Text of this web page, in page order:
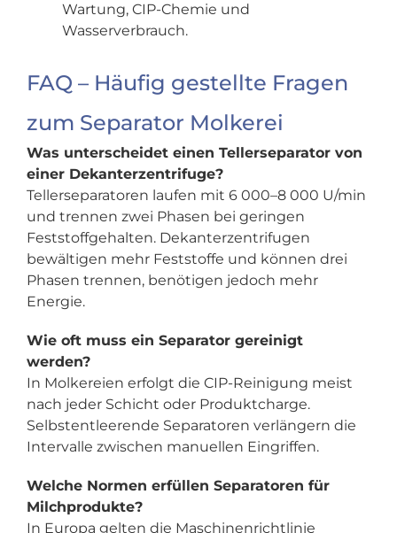
Wartung, CIP-Chemie und
Wasserverbrauch.
FAQ – Häufig gestellte Fragen
zum Separator Molkerei
Was unterscheidet einen Tellerseparator von
einer Dekanterzentrifuge?
Tellerseparatoren laufen mit 6 000–8 000 U/min
und trennen zwei Phasen bei geringen
Feststoffgehalten. Dekanterzentrifugen
bewältigen mehr Feststoffe und können drei
Phasen trennen, benötigen jedoch mehr
Energie.
Wie oft muss ein Separator gereinigt
werden?
In Molkereien erfolgt die CIP-Reinigung meist
nach jeder Schicht oder Produktcharge.
Selbstentleerende Separatoren verlängern die
Intervalle zwischen manuellen Eingriffen.
Welche Normen erfüllen Separatoren für
Milchprodukte?
In Europa gelten die Maschinenrichtlinie